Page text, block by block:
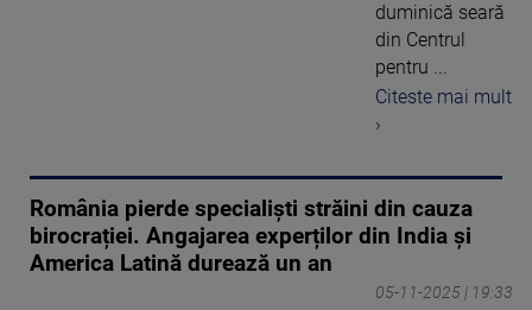
duminică seară
din Centrul
pentru ...
Citeste mai mult
›
România pierde specialiști străini din cauza
birocrației. Angajarea experților din India și
America Latină durează un an
05-11-2025 | 19:33